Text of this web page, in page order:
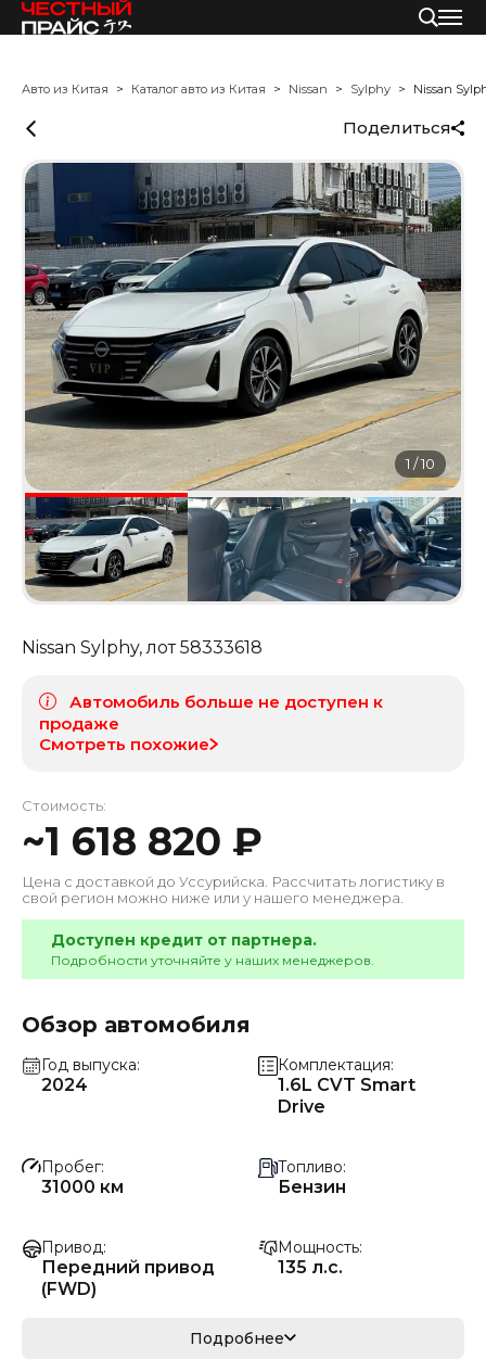
Авто из Китая Каталог авто из Китая Nissan Sylphy Nissan
Поделиться
1 /10
Nissan Sylphy, лот58333618
Автомобиль больше не доступен к
продаже
Смотреть похожие
Стоимость:
~1 618 820 ₽
Цена с доставкой до Уссурийска . Рассчитать логистику в
свой регион можно ниже или у нашего менеджера.
Доступен кредит от партнера.
Подробности уточняйте у наших менеджеров.
Обзор автомобиля
Год выпуска
2024
Комплектация
1.6L CVT Smart
Drive
Пробег
31000 км
Топливо
Бензин
Привод
Передний привод
(FWD)
Мощность
135 л.с.
99 кВ
Подробнее